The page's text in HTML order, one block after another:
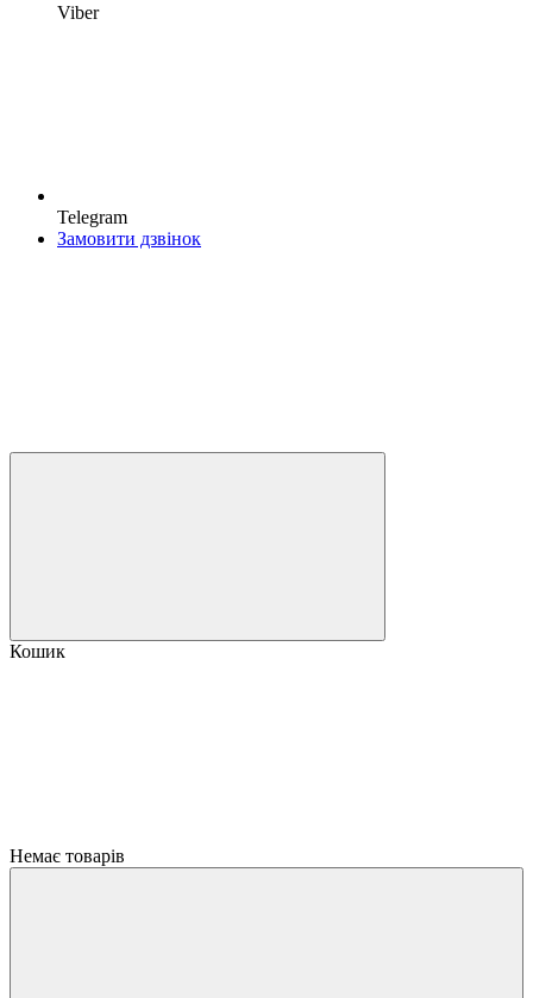
Viber
Telegram
Замовити дзвінок
Кошик
Немає товарів